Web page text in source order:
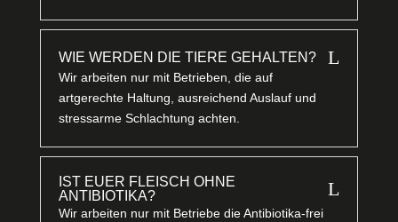
WIE WERDEN DIE TIERE GEHALTEN? L
Wir arbeiten nur mit Betrieben, die auf
artgerechte Haltung, ausreichend Auslauf und
stressarme Schlachtung achten.
IST EUER FLEISCH OHNE
ANTIBIOTIKA?
L
Wir arbeiten nur mit Betriebe die Antibiotika-frei